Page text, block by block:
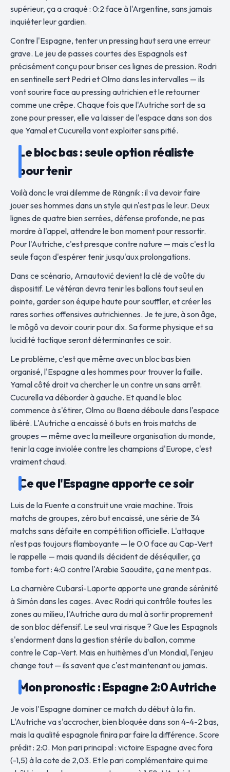
supérieur, ça a craqué : 0:2 face à l'Argentine, sans jamais
inquiéter leur gardien.
Contre l'Espagne, tenter un pressing haut sera une erreur
grave. Le jeu de passes courtes des Espagnols est
précisément conçu pour briser ces lignes de pression. Rodri
en sentinelle sert Pedri et Olmo dans les intervalles — ils
vont sourire face au pressing autrichien et le retourner
comme une crêpe. Chaque fois que l'Autriche sort de sa
zone pour presser, elle va laisser de l'espace dans son dos
que Yamal et Cucurella vont exploiter sans pitié.
Le bloc bas : seule option réaliste
pour tenir
Voilà donc le vrai dilemme de Rängnik : il va devoir faire
jouer ses hommes dans un style qui n'est pas le leur. Deux
lignes de quatre bien serrées, défense profonde, ne pas
mordre à l'appel, attendre le bon moment pour ressortir.
Pour l'Autriche, c'est presque contre nature — mais c'est la
seule façon d'espérer tenir jusqu'aux prolongations.
Dans ce scénario, Arnautović devient la clé de voûte du
dispositif. Le vétéran devra tenir les ballons tout seul en
pointe, garder son équipe haute pour souffler, et créer les
rares sorties offensives autrichiennes. Je te jure, à son âge,
le môgô va devoir courir pour dix. Sa forme physique et sa
lucidité tactique seront déterminantes ce soir.
Le problème, c'est que même avec un bloc bas bien
organisé, l'Espagne a les hommes pour trouver la faille.
Yamal côté droit va chercher le un contre un sans arrêt.
Cucurella va déborder à gauche. Et quand le bloc
commence à s'étirer, Olmo ou Baena déboule dans l'espace
libéré. L'Autriche a encaissé 6 buts en trois matchs de
groupes — même avec la meilleure organisation du monde,
tenir la cage inviolée contre les champions d'Europe, c'est
vraiment chaud.
Ce que l'Espagne apporte ce soir
Luis de la Fuente a construit une vraie machine. Trois
matchs de groupes, zéro but encaissé, une série de 34
matchs sans défaite en compétition officielle. L'attaque
n'est pas toujours flamboyante — le 0:0 face au Cap-Vert
le rappelle — mais quand ils décident de déséquiller, ça
tombe fort : 4:0 contre l'Arabie Saoudite, ça ne ment pas.
La charnière Cubarsí-Laporte apporte une grande sérénité
à Simón dans les cages. Avec Rodri qui contrôle toutes les
zones au milieu, l'Autriche aura du mal à sortir proprement
de son bloc défensif. Le seul vrai risque ? Que les Espagnols
s'endorment dans la gestion stérile du ballon, comme
contre le Cap-Vert. Mais en huitièmes d'un Mondial, l'enjeu
change tout — ils savent que c'est maintenant ou jamais.
Mon pronostic : Espagne 2:0 Autriche
Je vois l'Espagne dominer ce match du début à la fin.
L'Autriche va s'accrocher, bien bloquée dans son 4-4-2 bas,
mais la qualité espagnole finira par faire la différence. Score
prédit : 2:0. Mon pari principal : victoire Espagne avec fora
(-1,5) à la cote de 2,03. Et le pari complémentaire qui me